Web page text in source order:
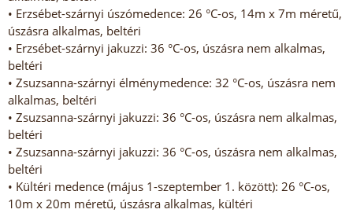
• Erzsébet-szárnyi úszómedence: 26 °C-os, 14m x 7m méretű,
úszásra alkalmas, beltéri
• Erzsébet-szárnyi jakuzzi: 36 °C-os, úszásra nem alkalmas,
beltéri
• Zsuzsanna-szárnyi élménymedence: 32 °C-os, úszásra nem
alkalmas, beltéri
• Zsuzsanna-szárnyi jakuzzi: 36 °C-os, úszásra nem alkalmas,
beltéri
• Zsuzsanna-szárnyi jakuzzi: 36 °C-os, úszásra nem alkalmas,
beltéri
• Kültéri medence (május 1-szeptember 1. között): 26 °C-os,
10m x 20m méretű, úszásra alkalmas, kültéri